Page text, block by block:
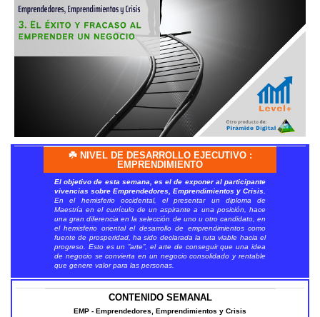
☘️ NIVEL DE DESARROLLO EJECUTIVO :
EMPRENDIMIENTO
El objetivo de esta semana, es el de exponer al participante
vivencias sobre Emprendedores, Emprendimientos y Crisis.
En el hemisferio occidental, el presentar un diploma de
Maestría en el currículo de un aspirante a una posición, hace
una gran diferencia en la selección de uno u otro candidato, en
el hemisferio oriental el desarrollo de emprendimientos como
fuente de prosperidad, ha sido declarada la ruta viable hacia el
progreso. Esto es un ”arte”, el arte de conseguir que una idea
de negocio se convierta en un negocio consolidado y rentable
que genere valor para las personas.
CONTENIDO SEMANAL
EMP - Emprendedores, Emprendimientos y Crisis